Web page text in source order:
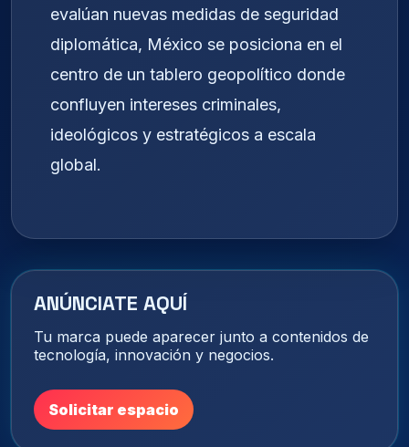
evalúan nuevas medidas de seguridad
diplomática, México se posiciona en el
centro de un tablero geopolítico donde
confluyen intereses criminales,
ideológicos y estratégicos a escala
global.
ANÚNCIATE AQUÍ
Tu marca puede aparecer junto a contenidos de
tecnología, innovación y negocios.
Solicitar espacio